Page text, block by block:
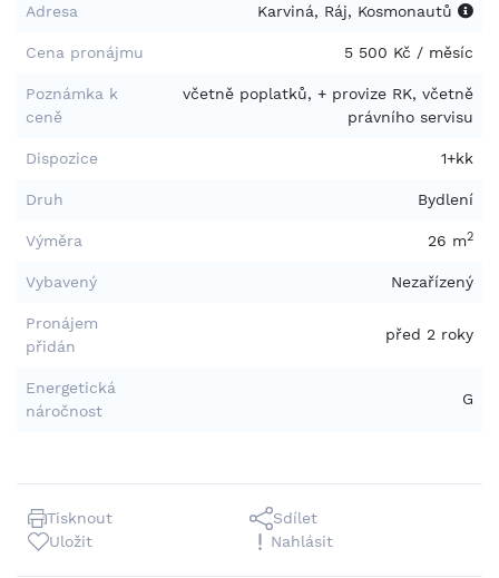
Tisknout
Sdílet
Uložit
Nahlásit
Adresa Karviná, Ráj, Kosmonautů
Cena pronájmu 5 500 Kč / měsíc
Poznámka k
ceně
včetně poplatků, + provize RK, včetně
právního servisu
Dispozice 1+kk
Druh Bydlení
Výměra 26 m2
Vybavený Nezařízený
Pronájem
přidán
před 2 roky
Energetická
náročnost
G